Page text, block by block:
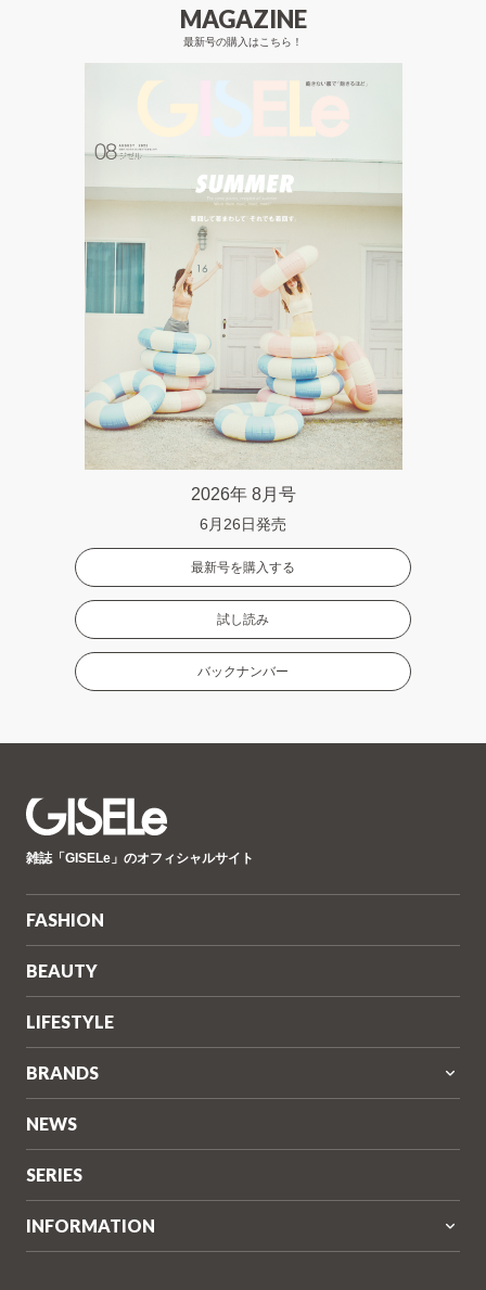
MAGAZINE
最新号の購入はこちら！
2026年 8月号
6月26日発売
最新号を購入する
試し読み
バックナンバー
ゼ
雑誌「GISELe」のオフィシャルサイト
FASHION
BEAUTY
LIFESTYLE
BRANDS
NEWS
SERIES
INFORMATION